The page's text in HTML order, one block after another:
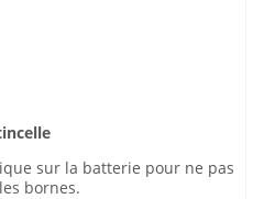
sur la batterie pour ne pas
bornes.